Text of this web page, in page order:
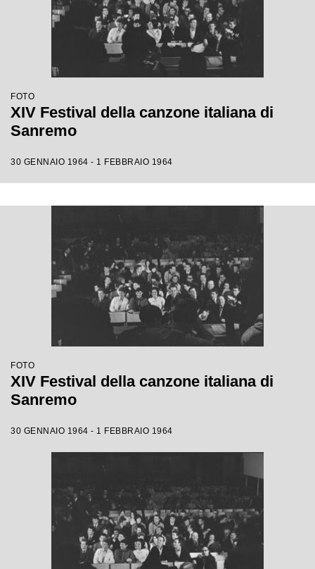
FOTO
XIV Festival della canzone italiana di
Sanremo
30 GENNAIO 1964 - 1 FEBBRAIO 1964
FOTO
XIV Festival della canzone italiana di
Sanremo
30 GENNAIO 1964 - 1 FEBBRAIO 1964